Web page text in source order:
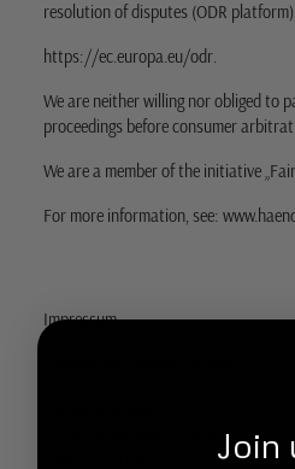
resolution of disputes (ODR
https://ec.europa.eu/odr.
We are neither willing nor obliged to
proceedings before consumer
We are a member of the initiative
For more information, see:
Impressum
Join